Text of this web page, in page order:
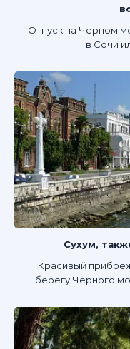
Отпуск на Черном
в Сочи
Сухум,
Красивый
берегу Черного